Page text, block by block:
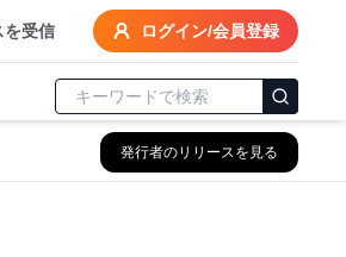
を受信 ログイン/会員登録
発行者のリリースを見る